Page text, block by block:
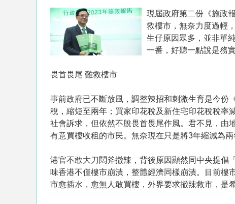
現屆政府第二份《施政
救樓市，無奈力度過輕
生仔原因眾多，並非單
一番，好聽一點說是務
畏首畏尾 難救樓市
事前政府已不斷放風，調整辣招和刺激生育是今份
稅，縮短至兩年；買家印花稅及新住宅印花稅稅率
社會訴求，但依然不脫畏首畏尾作風。君不見，由
有意買樓收租的市民。無奈現在只是將3年縮減為
港官不敢大刀闊斧撤辣，背後原因顯然同中央提倡
味香港不僅樓市崩潰，整體經濟同樣崩潰。目前樓
市愈插水，愈無人敢買樓，外界要求撤辣救市，是